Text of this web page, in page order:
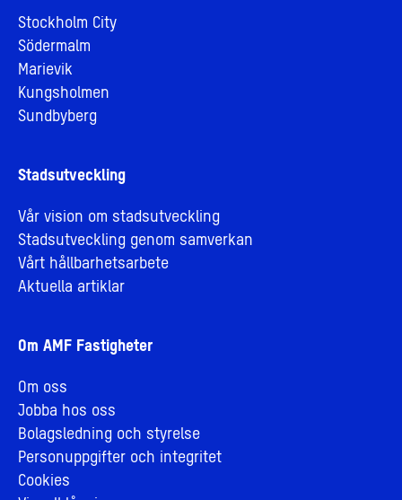
Stockholm City
Södermalm
Marievik
Kungsholmen
Sundbyberg
Stadsutveckling
Vår vision om stadsutveckling
Stadsutveckling genom samverkan
Vårt hållbarhetsarbete
Aktuella artiklar
Om AMF Fastigheter
Om oss
Jobba hos oss
Bolagsledning och styrelse
Personuppgifter och integritet
Cookies